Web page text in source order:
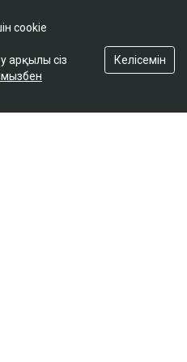
cookie
арқылы сіз
Келісемін